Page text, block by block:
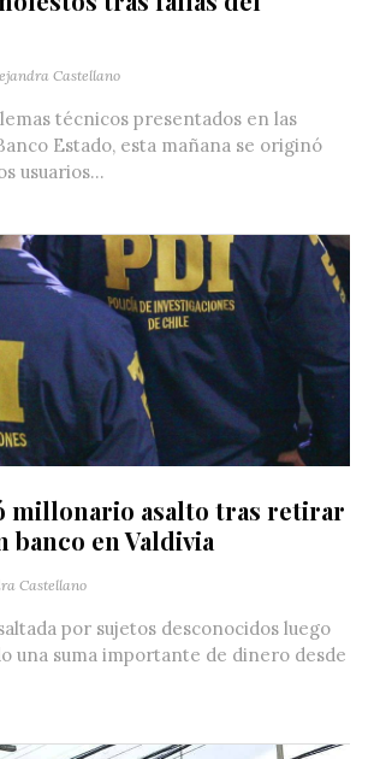
Castellano
técnicos presentados en las
Estado, esta mañana se originó
usuarios...
millonario asalto tras retirar
banco en Valdivia
Castellano
por sujetos desconocidos luego
una suma importante de dinero desde